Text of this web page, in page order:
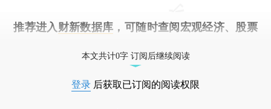
推荐进入 财新数据库 ，可随时查阅宏观经济、股票
本文共计0字 订阅后继续阅读
登录 后获取已订阅的阅读权限